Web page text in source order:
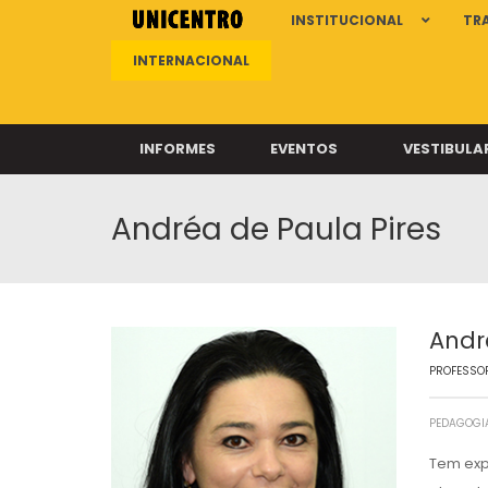
INSTITUCIONAL
INTERNACIONAL
INFORMES EVENTOS
Andréa de Paula Pires
Tem